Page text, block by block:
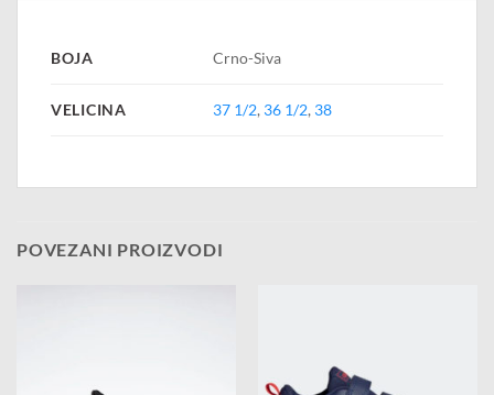
BOJA Crno-Siva
VELICINA 37 1/2, 36 1/2, 38
POVEZANI PROIZVODI